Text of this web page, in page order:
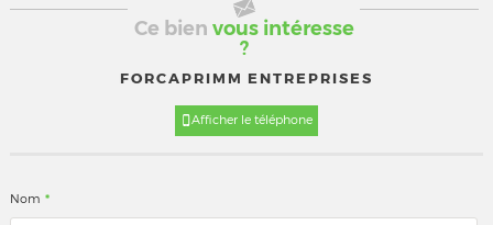
Ce bien vous intéresse
?
FORCAPRIMM ENTREPRISES
Afficher le téléphone
Nom *